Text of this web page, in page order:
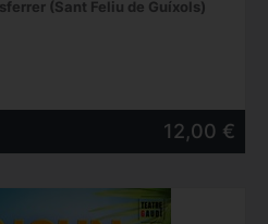
(Sant Feliu de Guíxols)
12,00 €